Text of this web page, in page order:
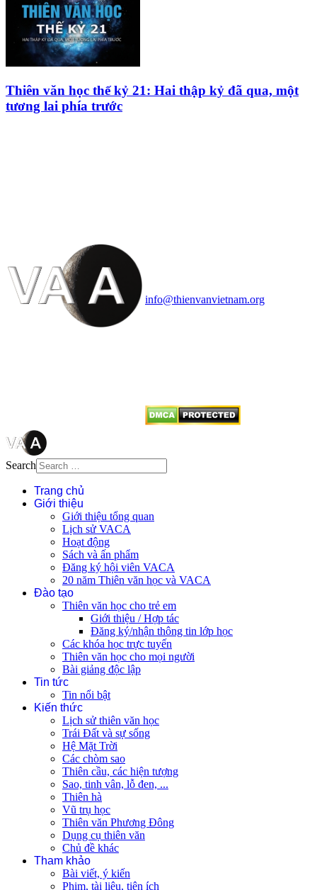
Thiên văn học thế kỷ 21: Hai thập kỷ đã qua, một
tương lai phía trước
info@thienvanvietnam.org
Search
Trang chủ
Giới thiệu
Giới thiệu tổng quan
Lịch sử VACA
Hoạt động
Sách và ấn phẩm
Đăng ký hội viên VACA
20 năm Thiên văn học và VACA
Đào tạo
Thiên văn học cho trẻ em
Giới thiệu / Hợp tác
Đăng ký/nhận thông tin lớp học
Các khóa học trực tuyến
Thiên văn học cho mọi người
Bài giảng độc lập
Tin tức
Tin nổi bật
Kiến thức
Lịch sử thiên văn học
Trái Đất và sự sống
Hệ Mặt Trời
Các chòm sao
Thiên cầu, các hiện tượng
Sao, tinh vân, lỗ đen, ...
Thiên hà
Vũ trụ học
Thiên văn Phương Đông
Dụng cụ thiên văn
Chủ đề khác
Tham khảo
Bài viết, ý kiến
Phim, tài liệu, tiện ích